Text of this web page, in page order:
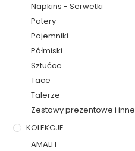
Napkins - Serwetki
Patery
Pojemniki
Półmiski
Sztućce
Tace
Talerze
Zestawy prezentowe i inne
KOLEKCJE
AMALFI